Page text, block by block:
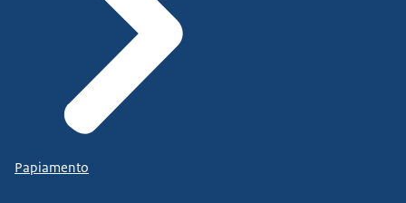
Papiamento